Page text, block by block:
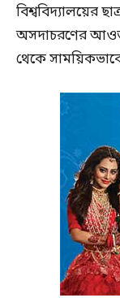
বিশ্ববিদ্যালয়ের
অসদাচরণের
থেকে সাময়িকভাবে